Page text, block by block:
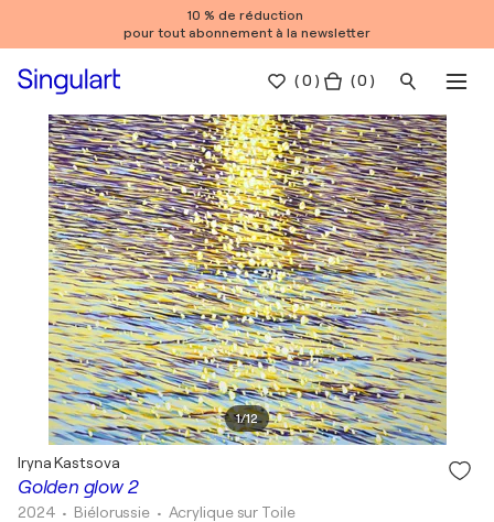
10 % de réduction
pour tout abonnement à la newsletter
(0 ) ( 0 )
1/12
Golden glow 2
Iryna Kastsova
2024 • Biélorussie • Acrylique sur Toile